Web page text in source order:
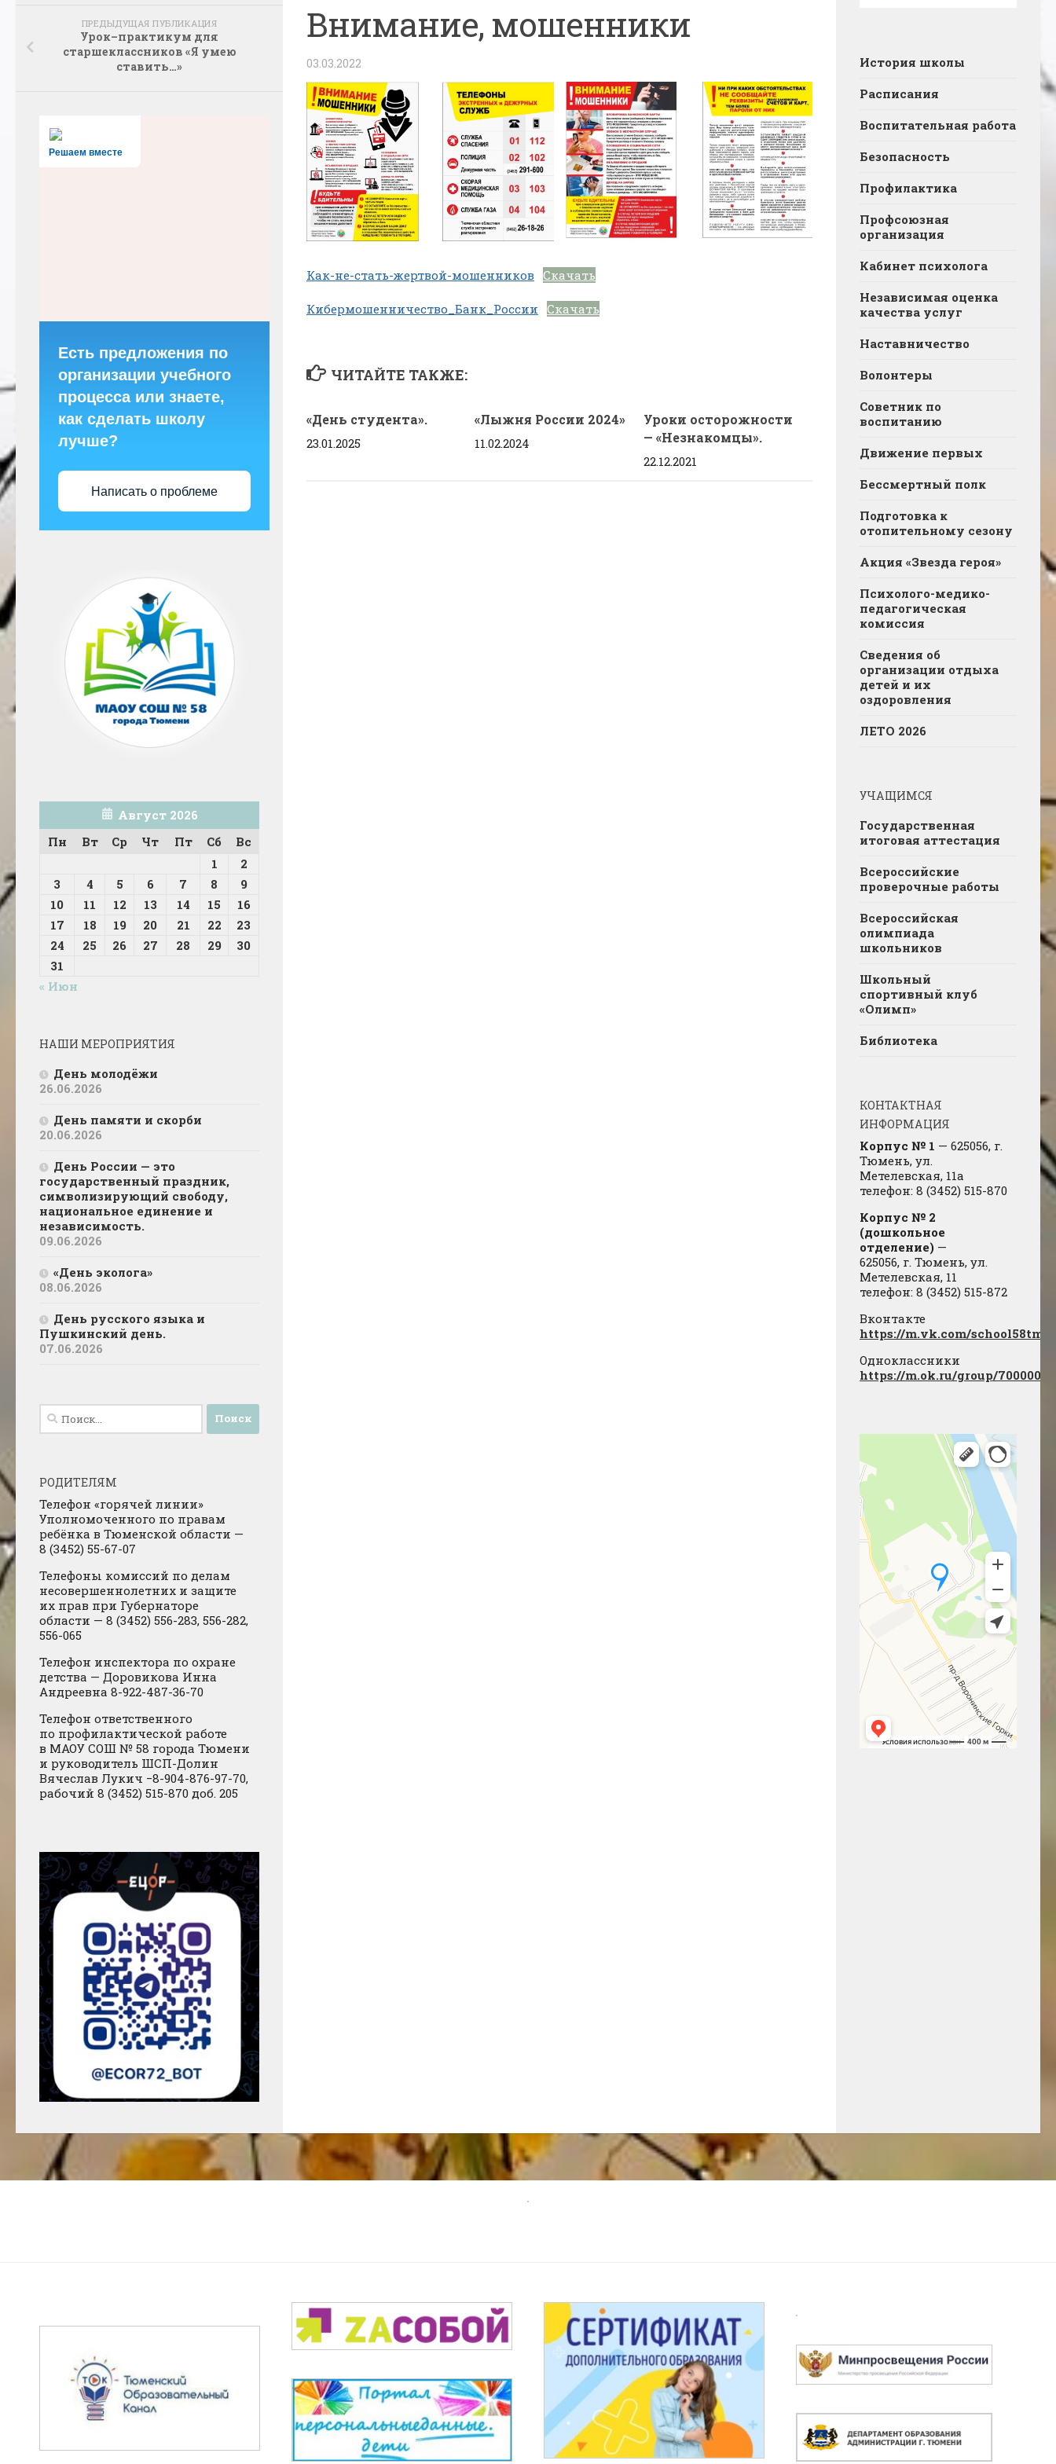
Внимание, мошенники
03.03.2022
Как-не-стать-жертвой-мошенников Скачать
Кибермошенничество_Банк_России Скачать
ЧИТАЙТЕ ТАКЖЕ:
«День студента».
23.01.2025
«Лыжня России 2024»
11.02.2024
Уроки осторожности
— «Незнакомцы».
22.12.2021
ПРЕДЫДУЩАЯ ПУБЛИКАЦИЯ
Урок–практикум для
старшеклассников «Я умею
ставить…»
Решаем вместе
Есть предложения по
организации учебного
процесса или знаете,
как сделать школу
лучше?
Написать о проблеме
Август 2026
Пн
Вт Ср Чт Пт Сб
Вс
1
2
3
4 5 6 7 8
9
10
11 12 13 14 15
16
17
18 19 20 21 22
23
24
25 26 27 28 29
30
31
« Июн
НАШИ МЕРОПРИЯТИЯ
День молодёжи
26.06.2026
День памяти и скорби
20.06.2026
День России — это
государственный праздник,
символизирующий свободу,
национальное единение и
независимость.
09.06.2026
«День эколога»
08.06.2026
День русского языка и
Пушкинский день.
07.06.2026
Найти:
РОДИТЕЛЯМ
Телефон «горячей линии»
Уполномоченного по правам
ребёнка в Тюменской области —
8 (3452) 55-67-07
Телефоны комиссий по делам
несовершеннолетних и защите
их прав при Губернаторе
области — 8 (3452) 556-283, 556-282,
556-065
Телефон инспектора по охране
детства — Доровикова Инна
Андреевна 8-922-487-36-70
Телефон ответственного
по профилактической работе
в МАОУ СОШ № 58 города Тюмени
и руководитель ШСП-Долин
Вячеслав Лукич −8-904-876-97-70,
рабочий 8 (3452) 515-870 доб. 205
История школы
Расписания
Воспитательная работа
Безопасность
Профилактика
Профсоюзная
организация
Кабинет психолога
Независимая оценка
качества услуг
Наставничество
Волонтеры
Советник по
воспитанию
Движение первых
Бессмертный полк
Подготовка к
отопительному сезону
Акция «Звезда героя»
Психолого-медико-
педагогическая
комиссия
Сведения об
организации отдыха
детей и их
оздоровления
ЛЕТО 2026
УЧАЩИМСЯ
Государственная
итоговая аттестация
Всероссийские
проверочные работы
Всероссийская
олимпиада
школьников
Школьный
спортивный клуб
«Олимп»
Библиотека
КОНТАКТНАЯ
ИНФОРМАЦИЯ
Корпус № 1 — 625056, г.
Тюмень, ул.
Метелевская, 11а
телефон: 8 (3452) 515-870
Корпус № 2
(дошкольное
отделение) —
625056, г. Тюмень, ул.
Метелевская, 11
телефон: 8 (3452) 515-872
Вконтакте
https://m.vk.com/school58tmn
Одноклассники
https://m.ok.ru/group/